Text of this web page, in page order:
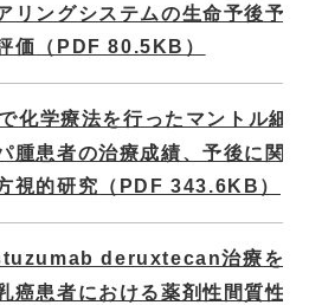
リングシステムの生命予後予
価 （PDF 80.5KB）
化学療法を行ったマントル細
腫患者の治療成績、予後に関
視的研究 （PDF 343.6KB）
deruxtecan治療を
癌患者における薬剤性間質性